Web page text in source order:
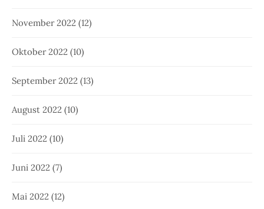
November 2022 (12)
Oktober 2022 (10)
September 2022 (13)
August 2022 (10)
Juli 2022 (10)
Juni 2022 (7)
Mai 2022 (12)